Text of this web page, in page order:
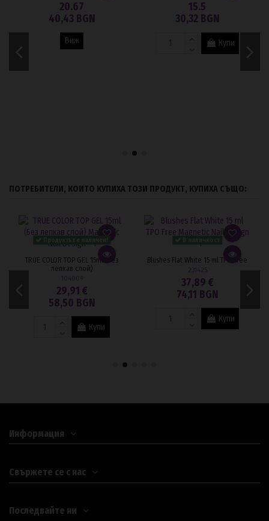
20.67
40,43 BGN
Виж
15.5
30,32 BGN
Купи
ПОТРЕБИТЕЛИ, КОИТО КУПИХА ТОЗИ ПРОДУКТ, КУПИХА СЪЩО:
TRUE COLOR TOP GEL 15ml (Без
лепкав слой)
29,91 €
58,50 BGN
Купи
Blushes Flat White 15 ml TPO Free
37,89 €
74,11 BGN
Купи
Информация
Свържете се с нас
Последвайте ни